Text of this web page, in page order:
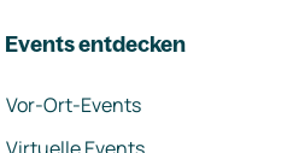
Events entdecken
Vor-Ort-Events